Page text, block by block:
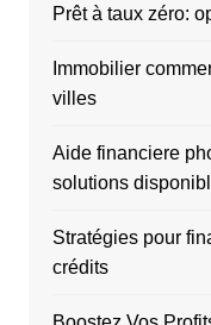
Prêt à taux zéro:
Immobilier
villes
Aide financiere
solutions
Stratégies pour
crédits